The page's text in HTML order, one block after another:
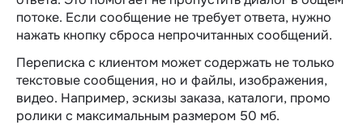
потоке. Если сообщение не требует ответа, нужно
нажать кнопку сброса непрочитанных сообщений.
Переписка с клиентом может содержать не только
текстовые сообщения, но и файлы, изображения,
видео. Например, эскизы заказа, каталоги, промо
ролики с максимальным размером 50 мб.